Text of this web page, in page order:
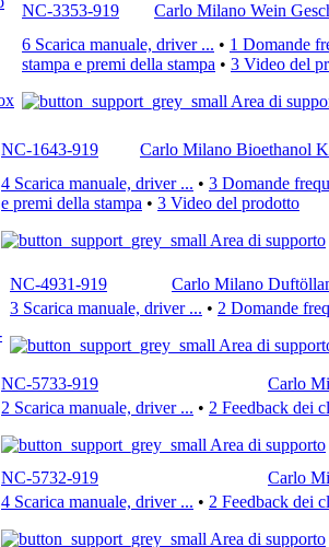
NC-3353-919
Carlo Milano Wein
6 Scarica manuale, driver ... • 1 Domande
stampa e premi della stampa • 3 Video del
Area di
NC-1643-919
Carlo Milano Bioethanol
4 Scarica manuale, driver ... • 3 Domande
e premi della stampa • 3 Video del prodotto
Area di supporto
NC-4931-919
Carlo Milano
3 Scarica manuale, driver ... • 2 Domande
Area di
NC-5733-919
Carlo
2 Scarica manuale, driver ... • 2 Feedback dei
Area di supporto
NC-5732-919
Carlo
4 Scarica manuale, driver ... • 2 Feedback dei
Area di supporto